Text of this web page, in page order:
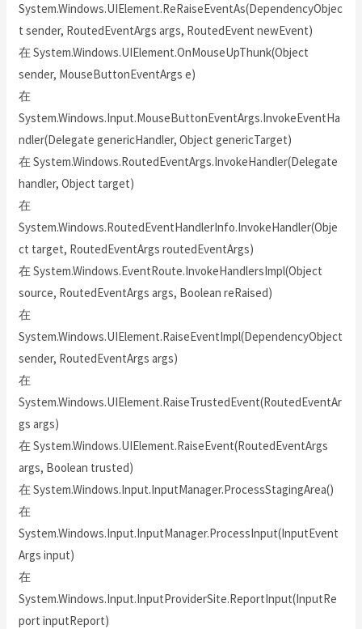
System.Windows.UIElement.ReRaiseEventAs(DependencyObjec
t sender, RoutedEventArgs args, RoutedEvent newEvent)
在 System.Windows.UIElement.OnMouseUpThunk(Object
sender, MouseButtonEventArgs e)
在
System.Windows.Input.MouseButtonEventArgs.InvokeEventHa
ndler(Delegate genericHandler, Object genericTarget)
在 System.Windows.RoutedEventArgs.InvokeHandler(Delegate
handler, Object target)
在
System.Windows.RoutedEventHandlerInfo.InvokeHandler(Obje
ct target, RoutedEventArgs routedEventArgs)
在 System.Windows.EventRoute.InvokeHandlersImpl(Object
source, RoutedEventArgs args, Boolean reRaised)
在
System.Windows.UIElement.RaiseEventImpl(DependencyObject
sender, RoutedEventArgs args)
在
System.Windows.UIElement.RaiseTrustedEvent(RoutedEventAr
gs args)
在 System.Windows.UIElement.RaiseEvent(RoutedEventArgs
args, Boolean trusted)
在 System.Windows.Input.InputManager.ProcessStagingArea()
在
System.Windows.Input.InputManager.ProcessInput(InputEvent
Args input)
在
System.Windows.Input.InputProviderSite.ReportInput(InputRe
port inputReport)